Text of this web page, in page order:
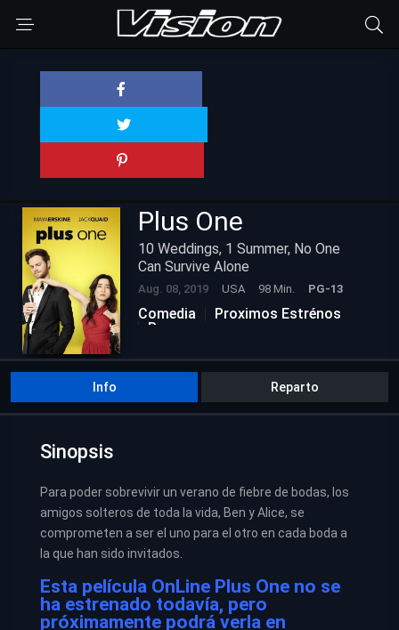
Plus One
10 Weddings, 1 Summer, No One
Can Survive Alone
Aug. 08, 2019 USA 98 Min. PG-13
Comedia
Proximos Estrénos
Romance
Info Reparto
Sinopsis
Para poder sobrevivir un verano de fiebre de bodas, los
amigos solteros de toda la vida, Ben y Alice, se
comprometen a ser el uno para el otro en cada boda a
la que han sido invitados.
Esta película OnLine Plus One no se
ha estrenado todavía, pero
próximamente podrá verla en